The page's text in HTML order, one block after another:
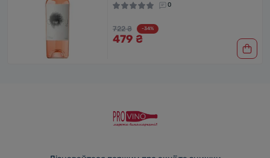
0
722 ₴ -34%
479 ₴